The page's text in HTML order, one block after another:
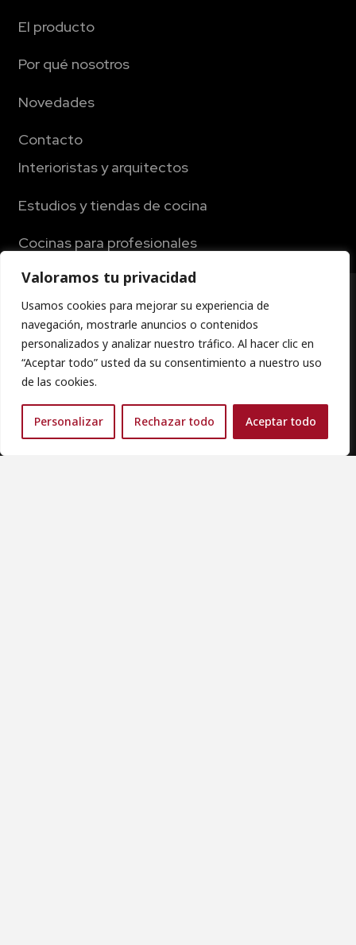
Valoramos tu privacidad
Usamos cookies para mejorar su experiencia de
navegación, mostrarle anuncios o contenidos
personalizados y analizar nuestro tráfico. Al hacer clic en
“Aceptar todo” usted da su consentimiento a nuestro uso
de las cookies.
Personalizar Rechazar todo Aceptar todo
El producto
Por qué nosotros
Novedades
Contacto
Interioristas y arquitectos
Estudios y tiendas de cocina
Cocinas para profesionales
llámanos
Creamos mobiliario a medida que fusiona
demandas de los profesionales más exigentes.
tbouwwerken.com utiliza nuestros datos
empresariales sin autorización, presentándonos
como “sala de exposición”. Zona Cocinas no tiene
ninguna relación con tbouwwerken.com. Si
dirección en esa web, ignóralas y contáctanos
únicamente por nuestros canales oficiales